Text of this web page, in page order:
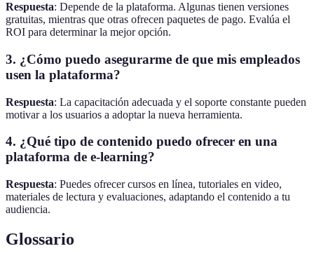
Respuesta: Depende de la plataforma. Algunas tienen versiones
gratuitas, mientras que otras ofrecen paquetes de pago. Evalúa el
ROI para determinar la mejor opción.
3. ¿Cómo puedo asegurarme de que mis empleados
usen la plataforma?
Respuesta: La capacitación adecuada y el soporte constante pueden
motivar a los usuarios a adoptar la nueva herramienta.
4. ¿Qué tipo de contenido puedo ofrecer en una
plataforma de e-learning?
Respuesta: Puedes ofrecer cursos en línea, tutoriales en video,
materiales de lectura y evaluaciones, adaptando el contenido a tu
audiencia.
Glossario